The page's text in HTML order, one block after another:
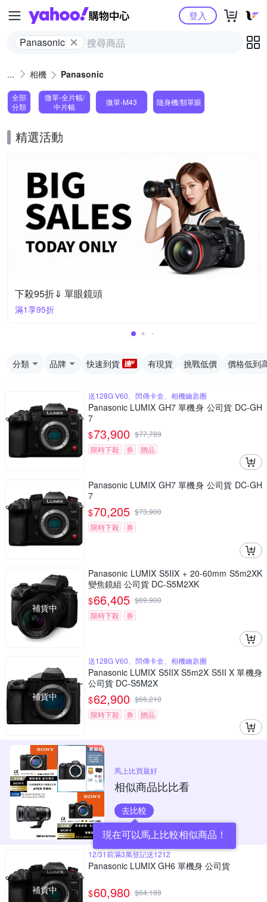
Yahoo購物中心
Panasonic
登入
相機 Panasonic
全部
分類
微單-全片幅/
中片幅
微單-M43 隨身機/類單眼
精選活動
下殺95折⇓ 單眼鏡頭
滿1享95折
分類 品牌 快速到貨 有現貨 挑戰低價 價格低到
送128G V60、閃傳卡盒、相機鑰匙圈
Panasonic LUMIX GH7 單機身 公司貨 DC-GH
7
$73,900 $77,789
限時下殺
券 贈品
Panasonic LUMIX GH7 單機身 公司貨 DC-GH
7
$70,205 $73,900
限時下殺
券
補貨中
Panasonic LUMIX S5IIX + 20-60mm S5m2XK
變焦鏡組 公司貨 DC-S5M2XK
$66,405 $69,900
限時下殺
券
補貨中
送128G V60、閃傳卡盒、相機鑰匙圈
Panasonic LUMIX S5IIX S5m2X S5II X 單機身
公司貨 DC-S5M2X
$62,900 $66,210
限時下殺
券 贈品
馬上比買最好
相似商品比比看
去比較
現在可以馬上比較相似商品！
補貨中
12/31前滿3萬登記送1212
Panasonic LUMIX GH6 單機身 公司貨
$60,980 $64,189